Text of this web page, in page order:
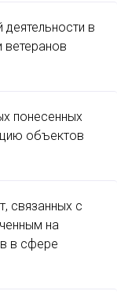
деятельности в
ветеранов
понесенных
объектов
связанных с
на
в сфере